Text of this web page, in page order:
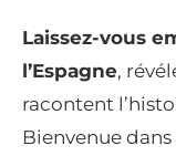
Laissez-vous
l’Espagne,
racontent
Bienvenue